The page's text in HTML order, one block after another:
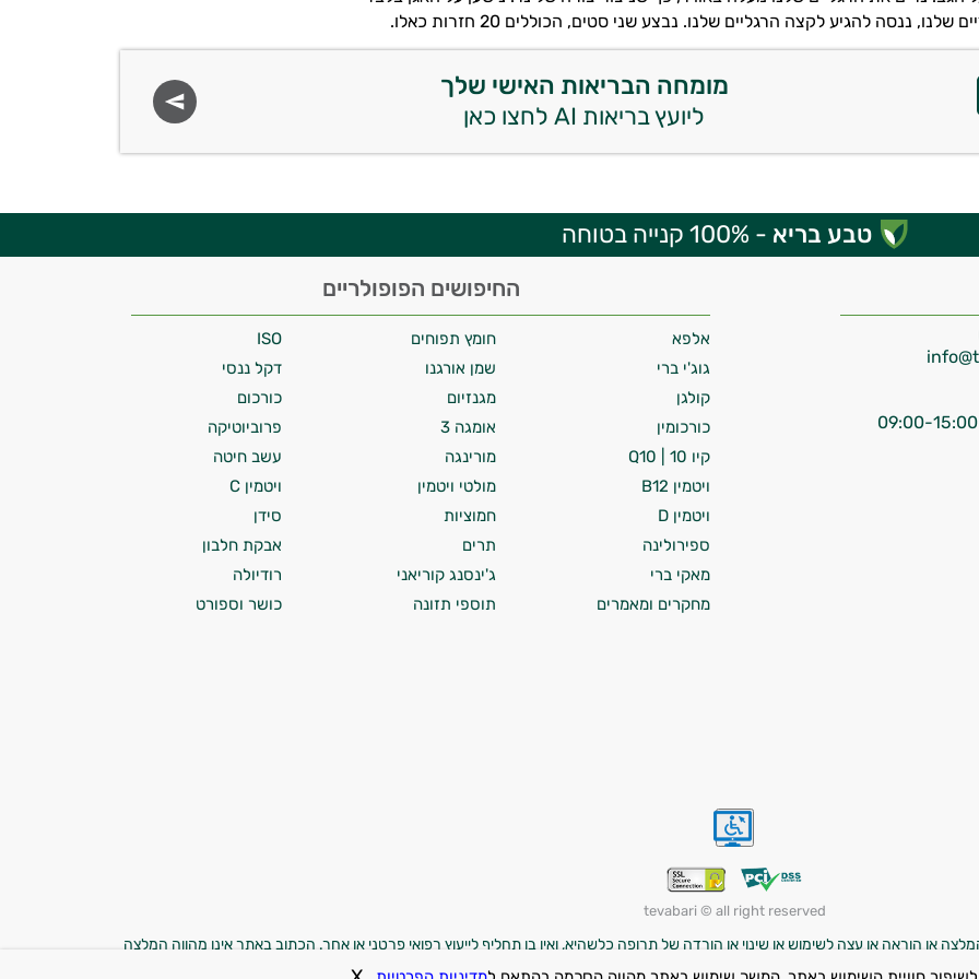
שלנו, ננסה להגיע לקצה הרגליים שלנו. נבצע שני סטים, הכוללים 20 חזרות כאלו.
מומחה הבריאות האישי שלך
ליועץ בריאות AI לחצו כאן
טבע בריא - 100% קנייה בטוחה
החיפושים הפופולריים
אלפא חומץ תפוחים
ISO
גוג'י ברי
שמן אורגנו
דקל ננסי
קולגן
מגנזיום
כורכום
כורכומין
אומגה 3
פרוביוטיקה
קיו 10 | Q10
מורינגה
עשב חיטה
ויטמין B12
מולטי ויטמין
ויטמין C
ויטמין D
חמוציות
סידן
ספירולינה
תרים
אבקת חלבון
מאקי ברי
ג'ינסנג קוריאני
רודיולה
מחקרים ומאמרים
תוספי תזונה כושר וספורט
tevabari © all right reserved
או הוראה או עצה לשימוש או שינוי או הורדה של תרופה כלשהיא, ואין בו תחליף לייעוץ רפואי פרטני או אחר. הכתוב באתר אינו מהווה המלצה